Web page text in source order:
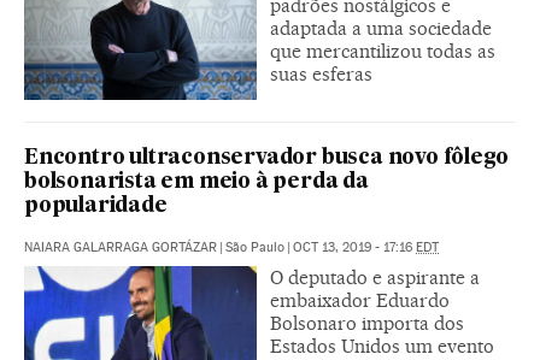
padrões nostálgicos e
adaptada a uma sociedade
que mercantilizou todas as
suas esferas
Encontro ultraconservador busca novo fôlego
bolsonarista em meio à perda da
popularidade
NAIARA GALARRAGA GORTÁZAR | São Paulo | OCT 13, 2019 - 17:16 EDT
O deputado e aspirante a
embaixador Eduardo
Bolsonaro importa dos
Estados Unidos um evento